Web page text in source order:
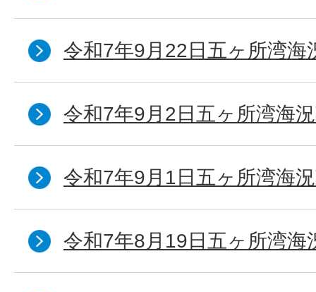
令和7年9月22日五ヶ所湾海
令和7年9月2日五ヶ所湾海
令和7年9月1日五ヶ所湾海
令和7年8月19日五ヶ所湾海